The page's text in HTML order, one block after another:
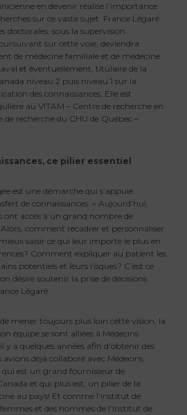
en devenir réalise l’importance
sur ce vaste sujet. France Légaré
doctorales, sous la supervision
sur cette voie, deviendra
de médecine familiale et de médecine
et éventuellement, titulaire de la
niveau 2 puis niveau 1 sur la
des connaissances. Elle est
au VITAM – Centre de recherche en
recherche du CHU de Québec –
ce pilier essentiel
est une démarche qui s’appuie
de connaissances. « Aujourd’hui,
ont accès à un grand nombre de
Alors, comment recadrer et personnaliser
saisir ce qui leur importe le plus en
Comment expliquer au patient les
potentiels et leurs risques? C’est ce
désire soutenir la prise de décisions
Légaré.
mener toujours plus loin cette vision, la
équipe se sont alliées à Médecins
a quelques années afin d’obtenir des
avions déjà collaboré avec Médecins
est un grand fournisseur de
et qui plus est, un pilier de la
au pays! Et comme l’institut de
et des hommes de l’Institut de